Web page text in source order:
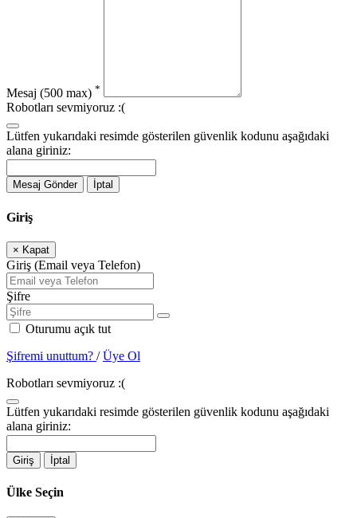
Mesaj (500 max) *
Robotları sevmiyoruz :(
Lütfen yukarıdaki resimde gösterilen güvenlik kodunu aşağıdaki
alana giriniz:
Mesaj Gönder İptal
Giriş
× Kapat
Giriş (Email veya Telefon)
Şifre
Oturumu açık tut
Şifremi unuttum? /Üye Ol
Robotları sevmiyoruz :(
Lütfen yukarıdaki resimde gösterilen güvenlik kodunu aşağıdaki
alana giriniz:
Giriş İptal
Ülke Seçin